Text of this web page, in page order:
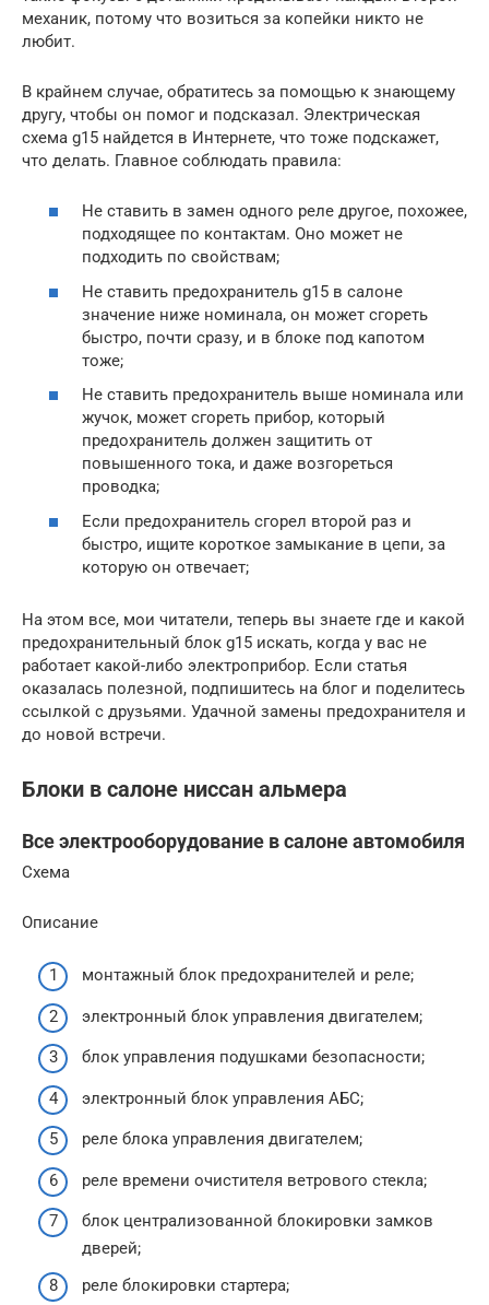
механик, потому что возиться за копейки никто не
любит.
В крайнем случае, обратитесь за помощью к знающему
другу, чтобы он помог и подсказал. Электрическая
схема g15 найдется в Интернете, что тоже подскажет,
что делать. Главное соблюдать правила:
Не ставить в замен одного реле другое, похожее,
подходящее по контактам. Оно может не
подходить по свойствам;
Не ставить предохранитель g15 в салоне
значение ниже номинала, он может сгореть
быстро, почти сразу, и в блоке под капотом
тоже;
Не ставить предохранитель выше номинала или
жучок, может сгореть прибор, который
предохранитель должен защитить от
повышенного тока, и даже возгореться
проводка;
Если предохранитель сгорел второй раз и
быстро, ищите короткое замыкание в цепи, за
которую он отвечает;
На этом все, мои читатели, теперь вы знаете где и какой
предохранительный блок g15 искать, когда у вас не
работает какой-либо электроприбор. Если статья
оказалась полезной, подпишитесь на блог и поделитесь
ссылкой с друзьями. Удачной замены предохранителя и
до новой встречи.
Блоки в салоне ниссан альмера
Все электрооборудование в салоне автомобиля
Схема
Описание
монтажный блок предохранителей и реле;
электронный блок управления двигателем;
блок управления подушками безопасности;
электронный блок управления АБС;
реле блока управления двигателем;
реле времени очистителя ветрового стекла;
блок централизованной блокировки замков
дверей;
реле блокировки стартера;